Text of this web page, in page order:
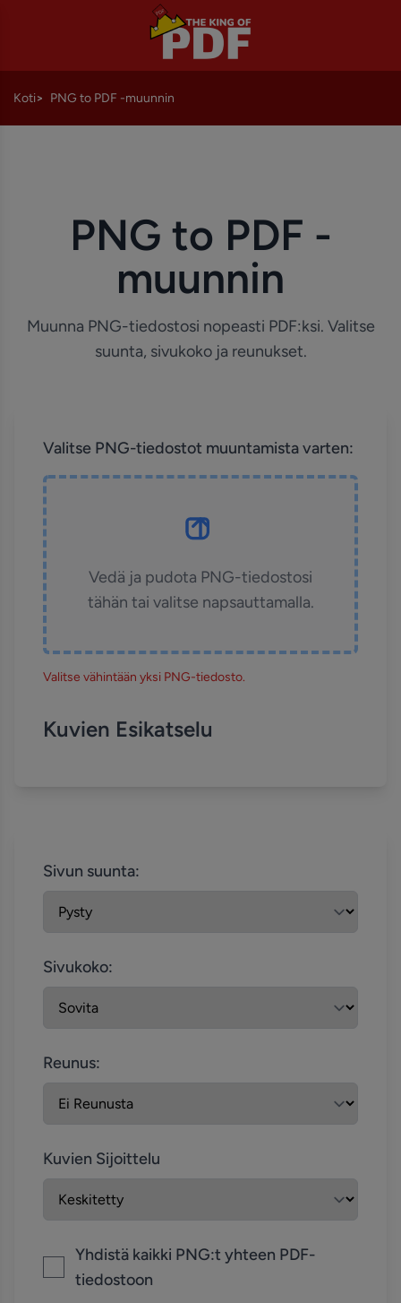
Koti PNG to PDF -muunnin
PNG to PDF -
muunnin
Muunna PNG-tiedostosi nopeasti PDF:ksi. Valitse
suunta, sivukoko ja reunukset.
Valitse PNG-tiedostot muuntamista varten:
Vedä ja pudota PNG-tiedostosi
tähän tai valitse napsauttamalla.
Valitse vähintään yksi PNG-tiedosto.
Kuvien Esikatselu
Sivun suunta:
Sivukoko:
Reunus:
Kuvien Sijoittelu
Yhdistä kaikki PNG:t yhteen PDF-
tiedostoon